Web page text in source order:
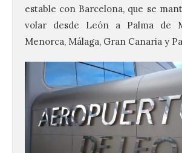
estable con Barcelona, que se
volar desde León a Palma de
Menorca, Málaga, Gran Canaria y